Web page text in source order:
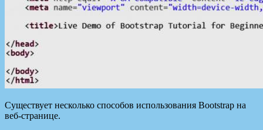
Существует несколько способов использования Bootstrap на
веб-странице.